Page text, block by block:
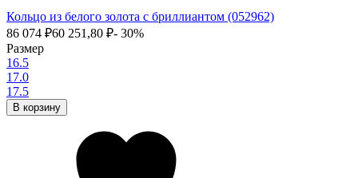
Кольцо из белого золота с бриллиантом (052962)
86 074 ₽60 251,80 ₽- 30%
Размер
16.5
17.0
17.5
В корзину